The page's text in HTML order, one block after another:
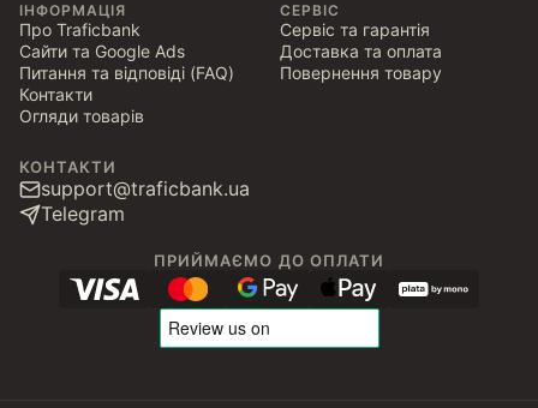
ІНФОРМАЦІЯ
Про Traficbank
Сайти та Google Ads
Питання та відповіді (FAQ)
Контакти
Огляди товарів
СЕРВІС
Сервіс та гарантія
Доставка та оплата
Повернення товару
КОНТАКТИ
support@traficbank.ua
Telegram
ПРИЙМАЄМО ДО ОПЛАТИ